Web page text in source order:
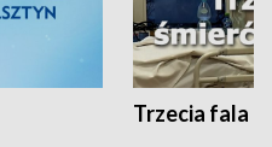
Trzecia fala -